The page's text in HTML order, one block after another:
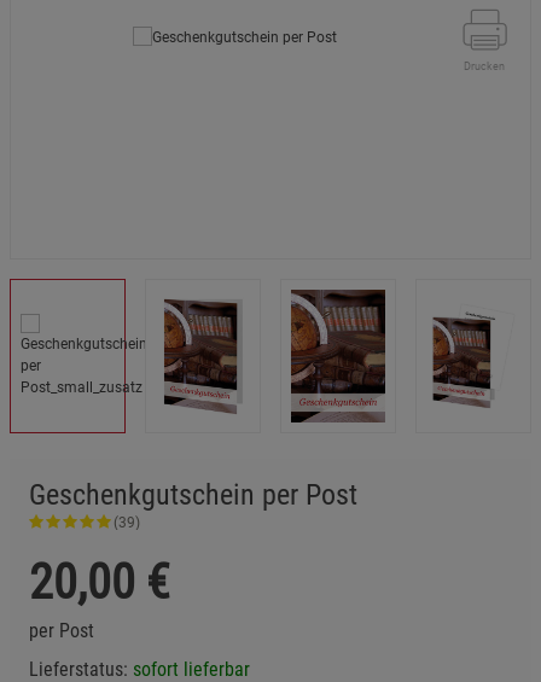
Drucken
Geschenkgutschein per Post
(39)
20,00 €
per Post
Lieferstatus: sofort lieferbar